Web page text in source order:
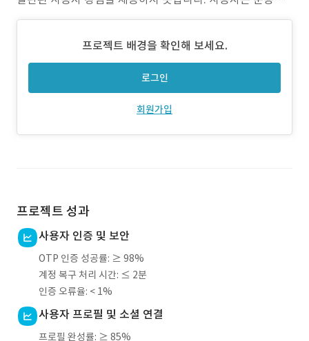
기록하고 소통하기 위해 여러 플랫폼을 번갈아 사용하는 불
자 수준에 따른 개인 맞춤형 운동 추천 기능이 부족하여 초보
자 또는 고급 사용자 모두에게 적절한 프로그램을 찾기 어
프로젝트 배경을 확인해 보세요.
로그인
회원가입
프로젝트 성과
사용자 인증 및 보안
OTP 인증 성공률: ≥ 98%
계정 복구 처리 시간: ≤ 2분
인증 오류율: < 1%
사용자 프로필 및 소셜 연결
프로필 완성률: ≥ 85%